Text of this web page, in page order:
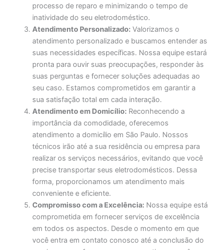
processo de reparo e minimizando o tempo de
inatividade do seu eletrodoméstico.
Atendimento Personalizado: Valorizamos o
atendimento personalizado e buscamos entender as
suas necessidades específicas. Nossa equipe estará
pronta para ouvir suas preocupações, responder às
suas perguntas e fornecer soluções adequadas ao
seu caso. Estamos comprometidos em garantir a
sua satisfação total em cada interação.
Atendimento em Domicílio: Reconhecendo a
importância da comodidade, oferecemos
atendimento a domicílio em São Paulo. Nossos
técnicos irão até a sua residência ou empresa para
realizar os serviços necessários, evitando que você
precise transportar seus eletrodomésticos. Dessa
forma, proporcionamos um atendimento mais
conveniente e eficiente.
Compromisso com a Excelência: Nossa equipe está
comprometida em fornecer serviços de excelência
em todos os aspectos. Desde o momento em que
você entra em contato conosco até a conclusão do